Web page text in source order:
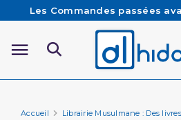
Les Commandes passées
sont préparées et
Besoin d'aide ?
Livraison offerte à partir
Accueil Librairie Musulmane : Des